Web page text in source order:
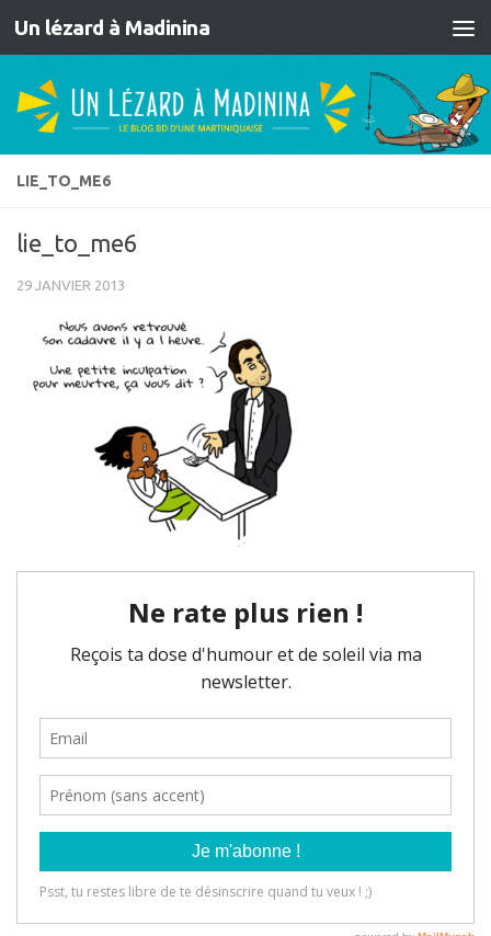
Skip to content
Un lézard à Madinina
LIE_TO_ME6
lie_to_me6
29 JANVIER 2013